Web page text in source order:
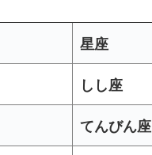
星座
しし座
てんびん座